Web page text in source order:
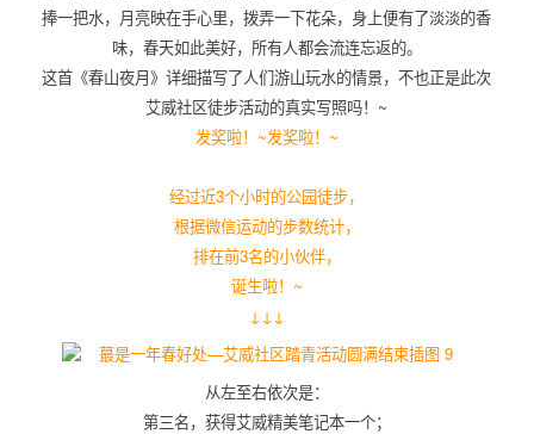
捧一把水，月亮映在手心里，拨弄一下花朵，身上便有了淡淡的香
味，春天如此美好，所有人都会流连忘返的。
这首《春山夜月》详细描写了人们游山玩水的情景，不也正是此次
艾威社区徒步活动的真实写照吗！~
发奖啦！~发奖啦！~
经过近3个小时的公园徒步，
根据微信运动的步数统计，
排在前3名的小伙伴，
诞生啦！~
↓↓↓
从左至右依次是：
第三名，获得艾威精美笔记本一个；